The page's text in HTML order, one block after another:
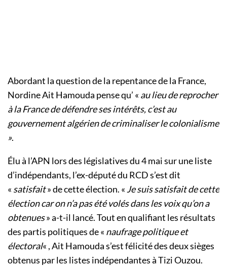
Abordant la question de la repentance de la France,
Nordine Ait Hamouda pense qu’ « au lieu de reprocher
à la France de défendre ses intérêts, c’est au
gouvernement algérien de criminaliser le colonialisme
».
Élu à l’APN lors des législatives du 4 mai sur une liste
d’indépendants, l’ex-député du RCD s’est dit
« satisfait» de cette élection. «Je suis satisfait de cette
élection car on n’a pas été volés dans les voix qu’on a
obtenues» a-t-il lancé. Tout en qualifiant les résultats
des partis politiques de « naufrage politique et
électoral« , Ait Hamouda s’est félicité des deux sièges
obtenus par les listes indépendantes à Tizi Ouzou.